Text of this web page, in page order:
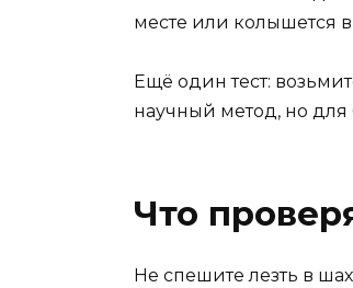
месте или колышется
Ещё один тест:
научный метод, но
Что
Не спешите лезть в